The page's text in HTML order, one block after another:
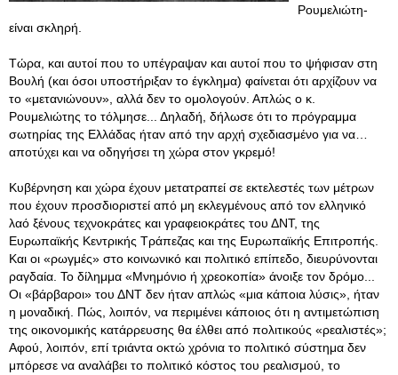
Ρουμελιώτη-
είναι σκληρή.
Τώρα, και αυτοί που το υπέγραψαν και αυτοί που το ψήφισαν στη
Βουλή (και όσοι υποστήριξαν το έγκλημα) φαίνεται ότι αρχίζουν να
το «μετανιώνουν», αλλά δεν το ομολογούν. Απλώς ο κ.
Ρουμελιώτης το τόλμησε... Δηλαδή, δήλωσε ότι το πρόγραμμα
σωτηρίας της Ελλάδας ήταν από την αρχή σχεδιασμένο για να…
αποτύχει και να οδηγήσει τη χώρα στον γκρεμό!
Κυβέρνηση και χώρα έχουν μετατραπεί σε εκτελεστές των μέτρων
που έχουν προσδιοριστεί από μη εκλεγμένους από τον ελληνικό
λαό ξένους τεχνοκράτες και γραφειοκράτες του ΔΝΤ, της
Ευρωπαϊκής Κεντρικής Τράπεζας και της Ευρωπαϊκής Επιτροπής.
Και οι «ρωγμές» στο κοινωνικό και πολιτικό επίπεδο, διευρύνονται
ραγδαία. Το δίλημμα «Μνημόνιο ή χρεοκοπία» άνοιξε τον δρόμο...
Οι «βάρβαροι» του ΔΝΤ δεν ήταν απλώς «μια κάποια λύσις», ήταν
η μοναδική. Πώς, λοιπόν, να περιμένει κάποιος ότι η αντιμετώπιση
της οικονομικής κατάρρευσης θα έλθει από πολιτικούς «ρεαλιστές»;
Αφού, λοιπόν, επί τριάντα οκτώ χρόνια το πολιτικό σύστημα δεν
μπόρεσε να αναλάβει το πολιτικό κόστος του ρεαλισμού, το